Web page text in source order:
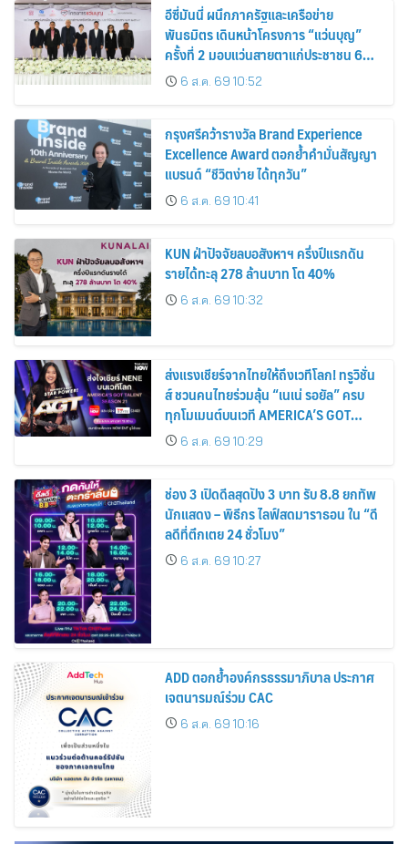
อีซี่มันนี่ ผนึกภาครัฐและเครือข่าย
พันธมิตร เดินหน้าโครงการ “แว่นบุญ”
ครั้งที่ 2 มอบแว่นสายตาแก่ประชาชน 600
คน ขยายโอกาสการมองเห็นสู่ชุมชนไทย
6 ส.ค. 69 10:52
กรุงศรีคว้ารางวัล Brand Experience
Excellence Award ตอกย้ำคำมั่นสัญญา
แบรนด์ “ชีวิตง่าย ได้ทุกวัน”
6 ส.ค. 69 10:41
KUN ฝ่าปัจจัยลบอสังหาฯ ครึ่งปีแรกดัน
รายได้ทะลุ 278 ล้านบาท โต 40%
6 ส.ค. 69 10:32
ส่งแรงเชียร์จากไทยให้ถึงเวทีโลก! ทรูวิชั่น
ส์ ชวนคนไทยร่วมลุ้น “เนเน่ รอยัล” ครบ
ทุกโมเมนต์บนเวที AMERICA’S GOT
TALENT SEASON 21
6 ส.ค. 69 10:29
ช่อง 3 เปิดดีลสุดปัง 3 บาท รับ 8.8 ยกทัพ
นักแสดง – พิธีกร ไลฟ์สดมาราธอน ใน “ดี
ลดีที่ตึกเตย 24 ชั่วโมง”
6 ส.ค. 69 10:27
ADD ตอกย้ำองค์กรธรรมาภิบาล ประกาศ
เจตนารมณ์ร่วม CAC
6 ส.ค. 69 10:16